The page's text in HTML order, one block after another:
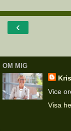
‹
OM MIG
Vice
Visa